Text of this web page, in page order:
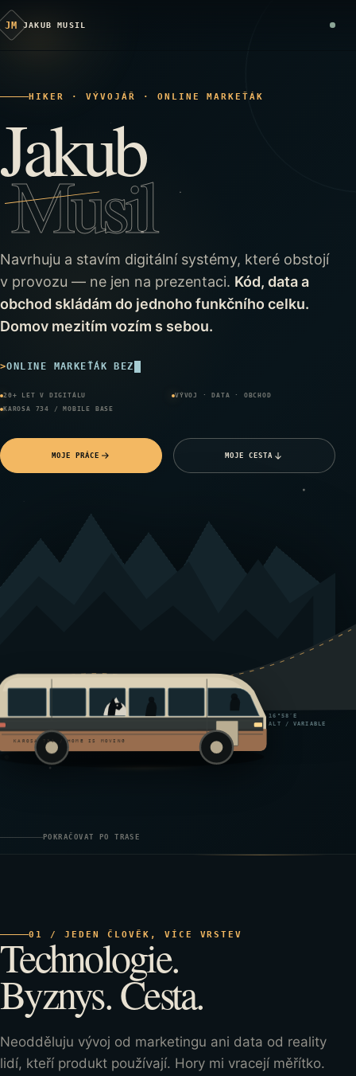
JM JAKUB MUSIL
HIKER · VÝVOJÁŘ · ONLINE MARKEŤÁK
Jakub
Musil
Navrhuju a stavím digitální systémy, které obstojí
v provozu — ne jen na prezentaci. Kód, data a
obchod skládám do jednoho funkčního celku.
Domov mezitím vozím s sebou.
ONLINE MARKEŤÁK BEZ DIGITÁLNÍ MLHY
20+ LET V DIGITÁLU
VÝVOJ · DATA · OBCHOD
KAROSA 734 / MOBILE BASE
MOJE PRÁCE MOJE CESTA
16°58′E
ALT / VARIABLE
KAROSA 734 / HOME IS MOVING
POKRAČOVAT PO TRASE
01 / JEDEN ČLOVĚK, VÍCE VRSTEV
Technologie.
Byznys. Cesta.
Neodděluju vývoj od marketingu ani data od reality
lidí, kteří produkt používají. Hory mi vracejí měřítko.